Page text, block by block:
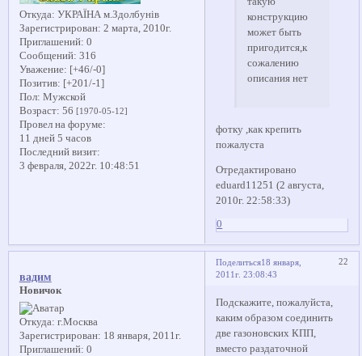
Откуда: УКРАЇНА м.Здолбунів
Зарегистрирован: 2 марта, 2010г.
Приглашений: 0
Сообщений: 316
Уважение: [+46/-0]
Позитив: [+201/-1]
Пол: Мужской
Возраст: 56 [1970-05-12]
Провел на форуме:
11 дней 5 часов
Последний визит:
3 февраля, 2022г. 10:48:51
конструкцию
может быть
пригодится,к
сожалению
описания нет
фотку ,как крепить
пожалуста
Отредактировано
eduard11251 (2 августа,
2010г. 22:58:33)
0
Поделиться 22
18 января,
2011г. 23:08:43
вадим
Новичок
Откуда: г.Москва
Зарегистрирован: 18 января, 2011г.
Приглашений: 0
Подскажите, пожалуйста,
каким образом соединить
две газоновских КПП,
вместо раздаточной